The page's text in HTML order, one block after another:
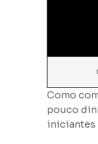
Como
pouco
iniciantes